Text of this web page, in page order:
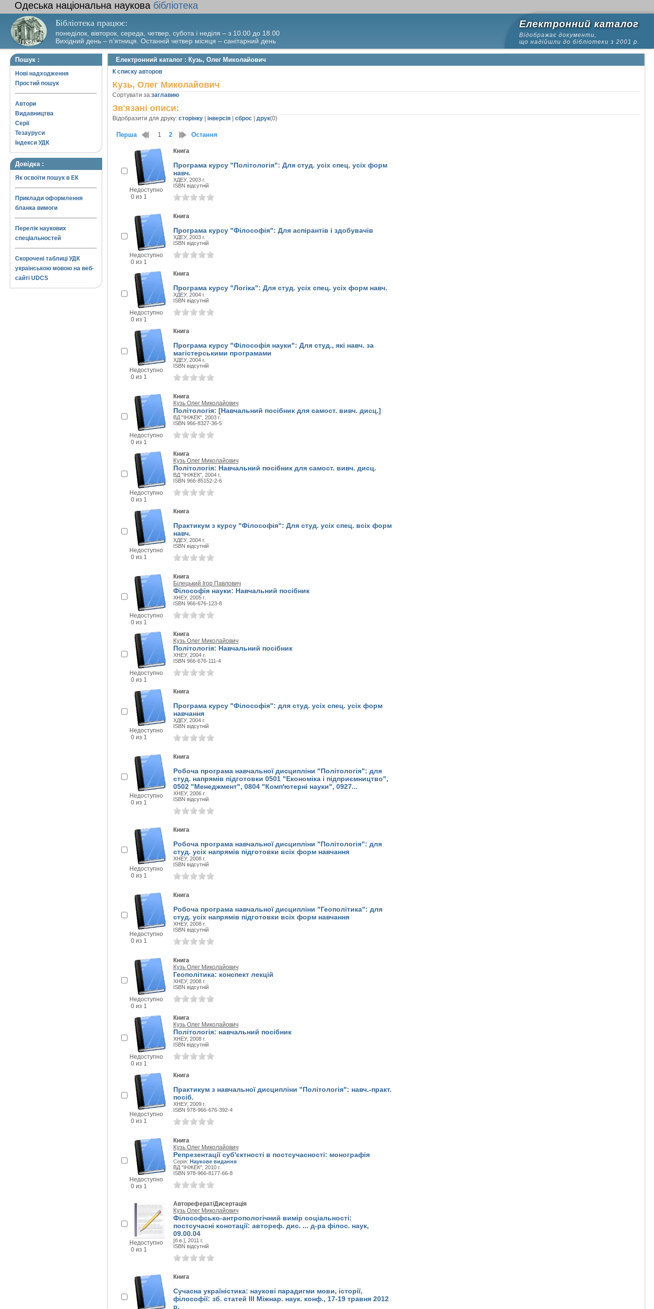
Одеська національна наукова бібліотека
Бібліотека працює:
понеділок, вівторок, середа, четвер, субота і неділя – з 10.00 до 18.00
Вихідний день – п’ятниця. Останній четвер місяця – санітарний день
Електронний каталог
Відображає документи,
що надійшли до бібліотеки з 2001 р.
Пошук :
Нові надходження
Простий пошук
Автори
Видавництва
Серії
Тезауруси
Індекси УДК
Довідка :
Як освоїти пошук в ЕК
Приклади оформлення
бланка вимоги
Перелік наукових
спеціальностей
Скорочені таблиці УДК
українською мовою на веб-
сайті UDCS
Електронний каталог : Кузь, Олег Миколайович
К списку авторов
Кузь, Олег Миколайович
Сортувати за:заглавию
Зв'язані описи:
Відобразити для друку: сторінку інверсія сброс друк(0)
Перша 1 2 Остання
Недоступно
0 из 1
Книга
Програма курсу "Політологія": Для студ. усіх спец. усіх форм
навч.
ХДЕУ, 2003 г.
ISBN відсутній
Недоступно
0 из 1
Книга
Програма курсу "Філософія": Для аспірантів і здобувачів
ХДЕУ, 2003 г.
ISBN відсутній
Недоступно
0 из 1
Книга
Програма курсу "Логіка": Для студ. усіх спец. усіх форм навч.
ХДЕУ, 2004 г.
ISBN відсутній
Недоступно
0 из 1
Книга
Програма курсу "Філософія науки": Для студ., які навч. за
магістерськими програмами
ХДЕУ, 2004 г.
ISBN відсутній
Недоступно
0 из 1
Книга
Кузь Олег Миколайович
Політологія: [Навчальний посібник для самост. вивч. дисц.]
ВД "ІНЖЕК", 2003 г.
ISBN 966-8327-36-5
Недоступно
0 из 1
Книга
Кузь Олег Миколайович
Політологія: Навчальний посібник для самост. вивч. дисц.
ВД "ІНЖЕК", 2004 г.
ISBN 966-85152-2-6
Недоступно
0 из 1
Книга
Практикум з курсу "Філософія": Для студ. усіх спец. всіх форм
навч.
ХДЕУ, 2004 г.
ISBN відсутній
Недоступно
0 из 1
Книга
Білецький Ігор Павлович
Філософія науки: Навчальний посібник
ХНЕУ, 2005 г.
ISBN 966-676-123-8
Недоступно
0 из 1
Книга
Кузь Олег Миколайович
Політологія: Навчальний посібник
ХНЕУ, 2004 г.
ISBN 966-676-111-4
Недоступно
0 из 1
Книга
Програма курсу "Філософія": для студ. усіх спец. усіх форм
навчання
ХДЕУ, 2004 г.
ISBN відсутній
Недоступно
0 из 1
Книга
Робоча програма навчальної дисципліни "Політологія": для
студ. напрямів підготовки 0501 "Економіка і підприємництво",
0502 "Менеджмент", 0804 "Комп'ютерні науки", 0927...
ХНЕУ, 2006 г.
ISBN відсутній
Недоступно
0 из 1
Книга
Робоча програма навчальної дисципліни "Політологія": для
студ. усіх напрямів підготовки всіх форм навчання
ХНЕУ, 2008 г.
ISBN відсутній
Недоступно
0 из 1
Книга
Робоча програма навчальної дисципліни "Геополітика": для
студ. усіх напрямів підготовки всіх форм навчання
ХНЕУ, 2008 г.
ISBN відсутній
Недоступно
0 из 1
Книга
Кузь Олег Миколайович
Геополітика: конспект лекцій
ХНЕУ, 2008 г.
ISBN відсутній
Недоступно
0 из 1
Книга
Кузь Олег Миколайович
Політологія: навчальний посібник
ХНЕУ, 2008 г.
ISBN відсутній
Недоступно
0 из 1
Книга
Практикум з навчальної дисципліни "Політологія": навч.-практ.
посіб.
ХНЕУ, 2009 г.
ISBN 978-966-676-392-4
Недоступно
0 из 1
Книга
Кузь Олег Миколайович
Репрезентації суб'єктності в постсучасності: монографія
Серія: Наукове видання
ВД "ІНЖЕК", 2010 г.
ISBN 978-966-8177-66-8
Недоступно
0 из 1
Автореферат/Дисертація
Кузь Олег Миколайович
Філософсько-антропологічний вимір соціальності:
постсучасні конотації: автореф. дис. ... д-ра філос. наук,
09.00.04
[б.в.], 2011 г.
ISBN відсутній
Книга
Сучасна україністика: наукові парадигми мови, історії,
філософії: зб. статей III Міжнар. наук. конф., 17-19 травня 2012
р.